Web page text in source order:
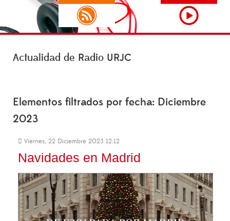
Actualidad de Radio URJC
Elementos filtrados por fecha: Diciembre
2023
Viernes, 22 Diciembre 2023 12:12
Navidades en Madrid